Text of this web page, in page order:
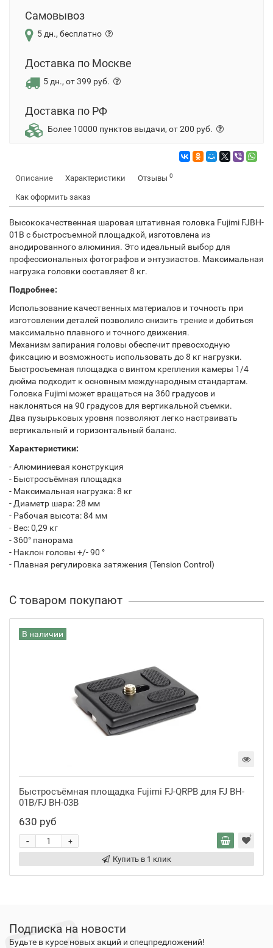
Самовывоз
5 дн., бесплатно
Доставка по Москве
5 дн., от 399 руб.
Доставка по РФ
Более 10000 пунктов выдачи, от 200 руб.
Описание Характеристики Отзывы 0
Как оформить заказ
Высококачественная шаровая штативная головка Fujimi FJBH-
01B с быстросъемной площадкой, изготовлена из
анодированного алюминия. Это идеальный выбор для
профессиональных фотографов и энтузиастов. Максимальная
нагрузка головки составляет 8 кг.
Подробнее:
Использование качественных материалов и точность при
изготовлении деталей позволило снизить трение и добиться
максимально плавного и точного движения.
Механизм запирания головы обеспечит превосходную
фиксацию и возможность использовать до 8 кг нагрузки.
Быстросъемная площадка с винтом крепления камеры 1/4
дюйма подходит к основным международным стандартам.
Головка Fujimi может вращаться на 360 градусов и
наклоняться на 90 градусов для вертикальной съемки.
Два пузырьковых уровня позволяют легко настраивать
вертикальный и горизонтальный баланс.
Характеристики:
- Алюминиевая конструкция
- Быстросъёмная площадка
- Максимальная нагрузка: 8 кг
- Диаметр шара: 28 мм
- Рабочая высота: 84 мм
- Вес: 0,29 кг
- 360° панорама
- Наклон головы +/- 90 °
- Плавная регулировка затяжения (Tension Control)
С товаром покупают
В наличии
Быстросъёмная площадка Fujimi FJ-QRPB для FJ BH-
01B/FJ BH-03B
630 руб
+
-
Купить в 1 клик
Подписка на новости
Будьте в курсе новых акций и спецпредложений!